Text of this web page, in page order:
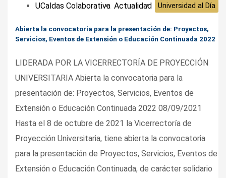
UCaldas Colaborativa Actualidad Universidad al Día
Abierta la convocatoria para la presentación de: Proyectos,
Servicios, Eventos de Extensión o Educación Continuada 2022
LIDERADA POR LA VICERRECTORÍA DE PROYECCIÓN
UNIVERSITARIA Abierta la convocatoria para la
presentación de: Proyectos, Servicios, Eventos de
Extensión o Educación Continuada 2022 08/09/2021
Hasta el 8 de octubre de 2021 la Vicerrectoría de
Proyección Universitaria, tiene abierta la convocatoria
para la presentación de Proyectos, Servicios, Eventos de
Extensión o Educación Continuada, de carácter solidario